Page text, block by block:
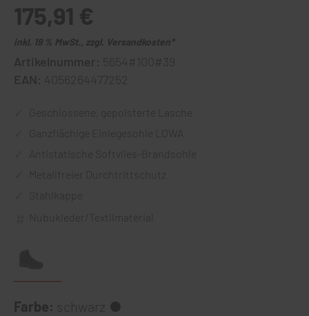
175,91 €
inkl. 19 % MwSt., zzgl. Versandkosten*
Artikelnummer: 5654#100#39
EAN: 4056264477252
Geschlossene, gepolsterte Lasche
Ganzflächige Einlegesohle LOWA
Antistatische Softvlies-Brandsohle
Metallfreier Durchtrittschutz
Stahlkappe
Nubukleder/Textilmaterial
Farbe: schwarz